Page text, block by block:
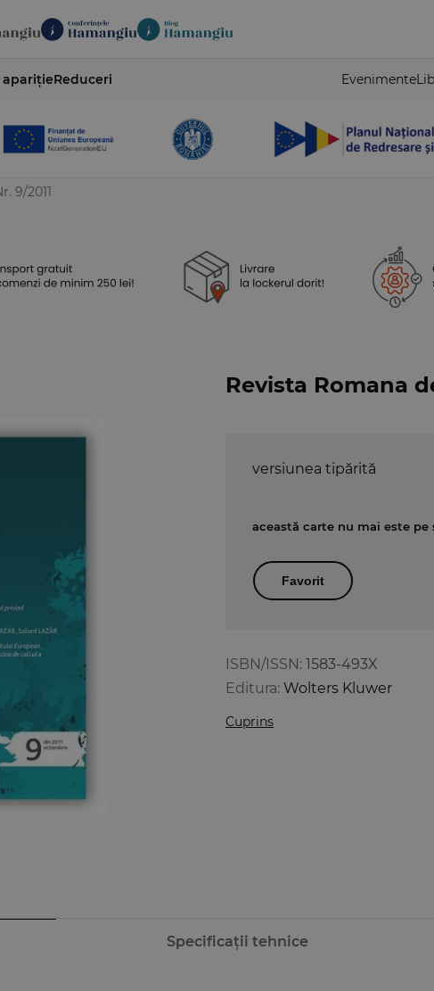
aparițieReduceri Evenimente
9/2011
Revista Romana
ISBN/ISSN: 1583-493X
Editura: Wolters Kluwer
Cuprins
versiunea tipărită
această carte nu mai este
Favorit
Specificații tehnice